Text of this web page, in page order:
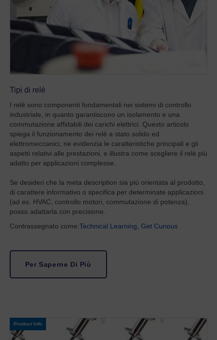
Tipi di relè
I relè sono componenti fondamentali nei sistemi di controllo
industriale, in quanto garantiscono un isolamento e una
commutazione affidabili dei carichi elettrici. Questo articolo
spiega il funzionamento dei relè a stato solido ed
elettromeccanici, ne evidenzia le caratteristiche principali e gli
aspetti relativi alle prestazioni, e illustra come scegliere il relè più
adatto per applicazioni complesse.
Se desideri che la meta description sia più orientata al prodotto,
di carattere informativo o specifica per determinate applicazioni
(ad es. HVAC, controllo motori, commutazione di potenza),
posso adattarla con precisione.
Contrassegnato come:Technical Learning Get Curious
Per Saperne Di Più
Product Info